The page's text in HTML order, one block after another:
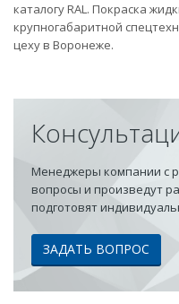
каталогу RAL. Покраска
крупногабаритной
цеху в Воронеже.
Менеджеры компании с
вопросы и произведут
подготовят
ЗАДАТЬ ВОПРОС